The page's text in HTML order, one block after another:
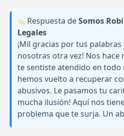
Respuesta deSomos
Legales
¡Mil gracias por tus
nosotras otra vez! Nos hace
te sentiste atendido en todo
hemos vuelto a recuperar
abusivos. Le pasamos tu
mucha ilusión! Aquí nos
problema que te surja. Un